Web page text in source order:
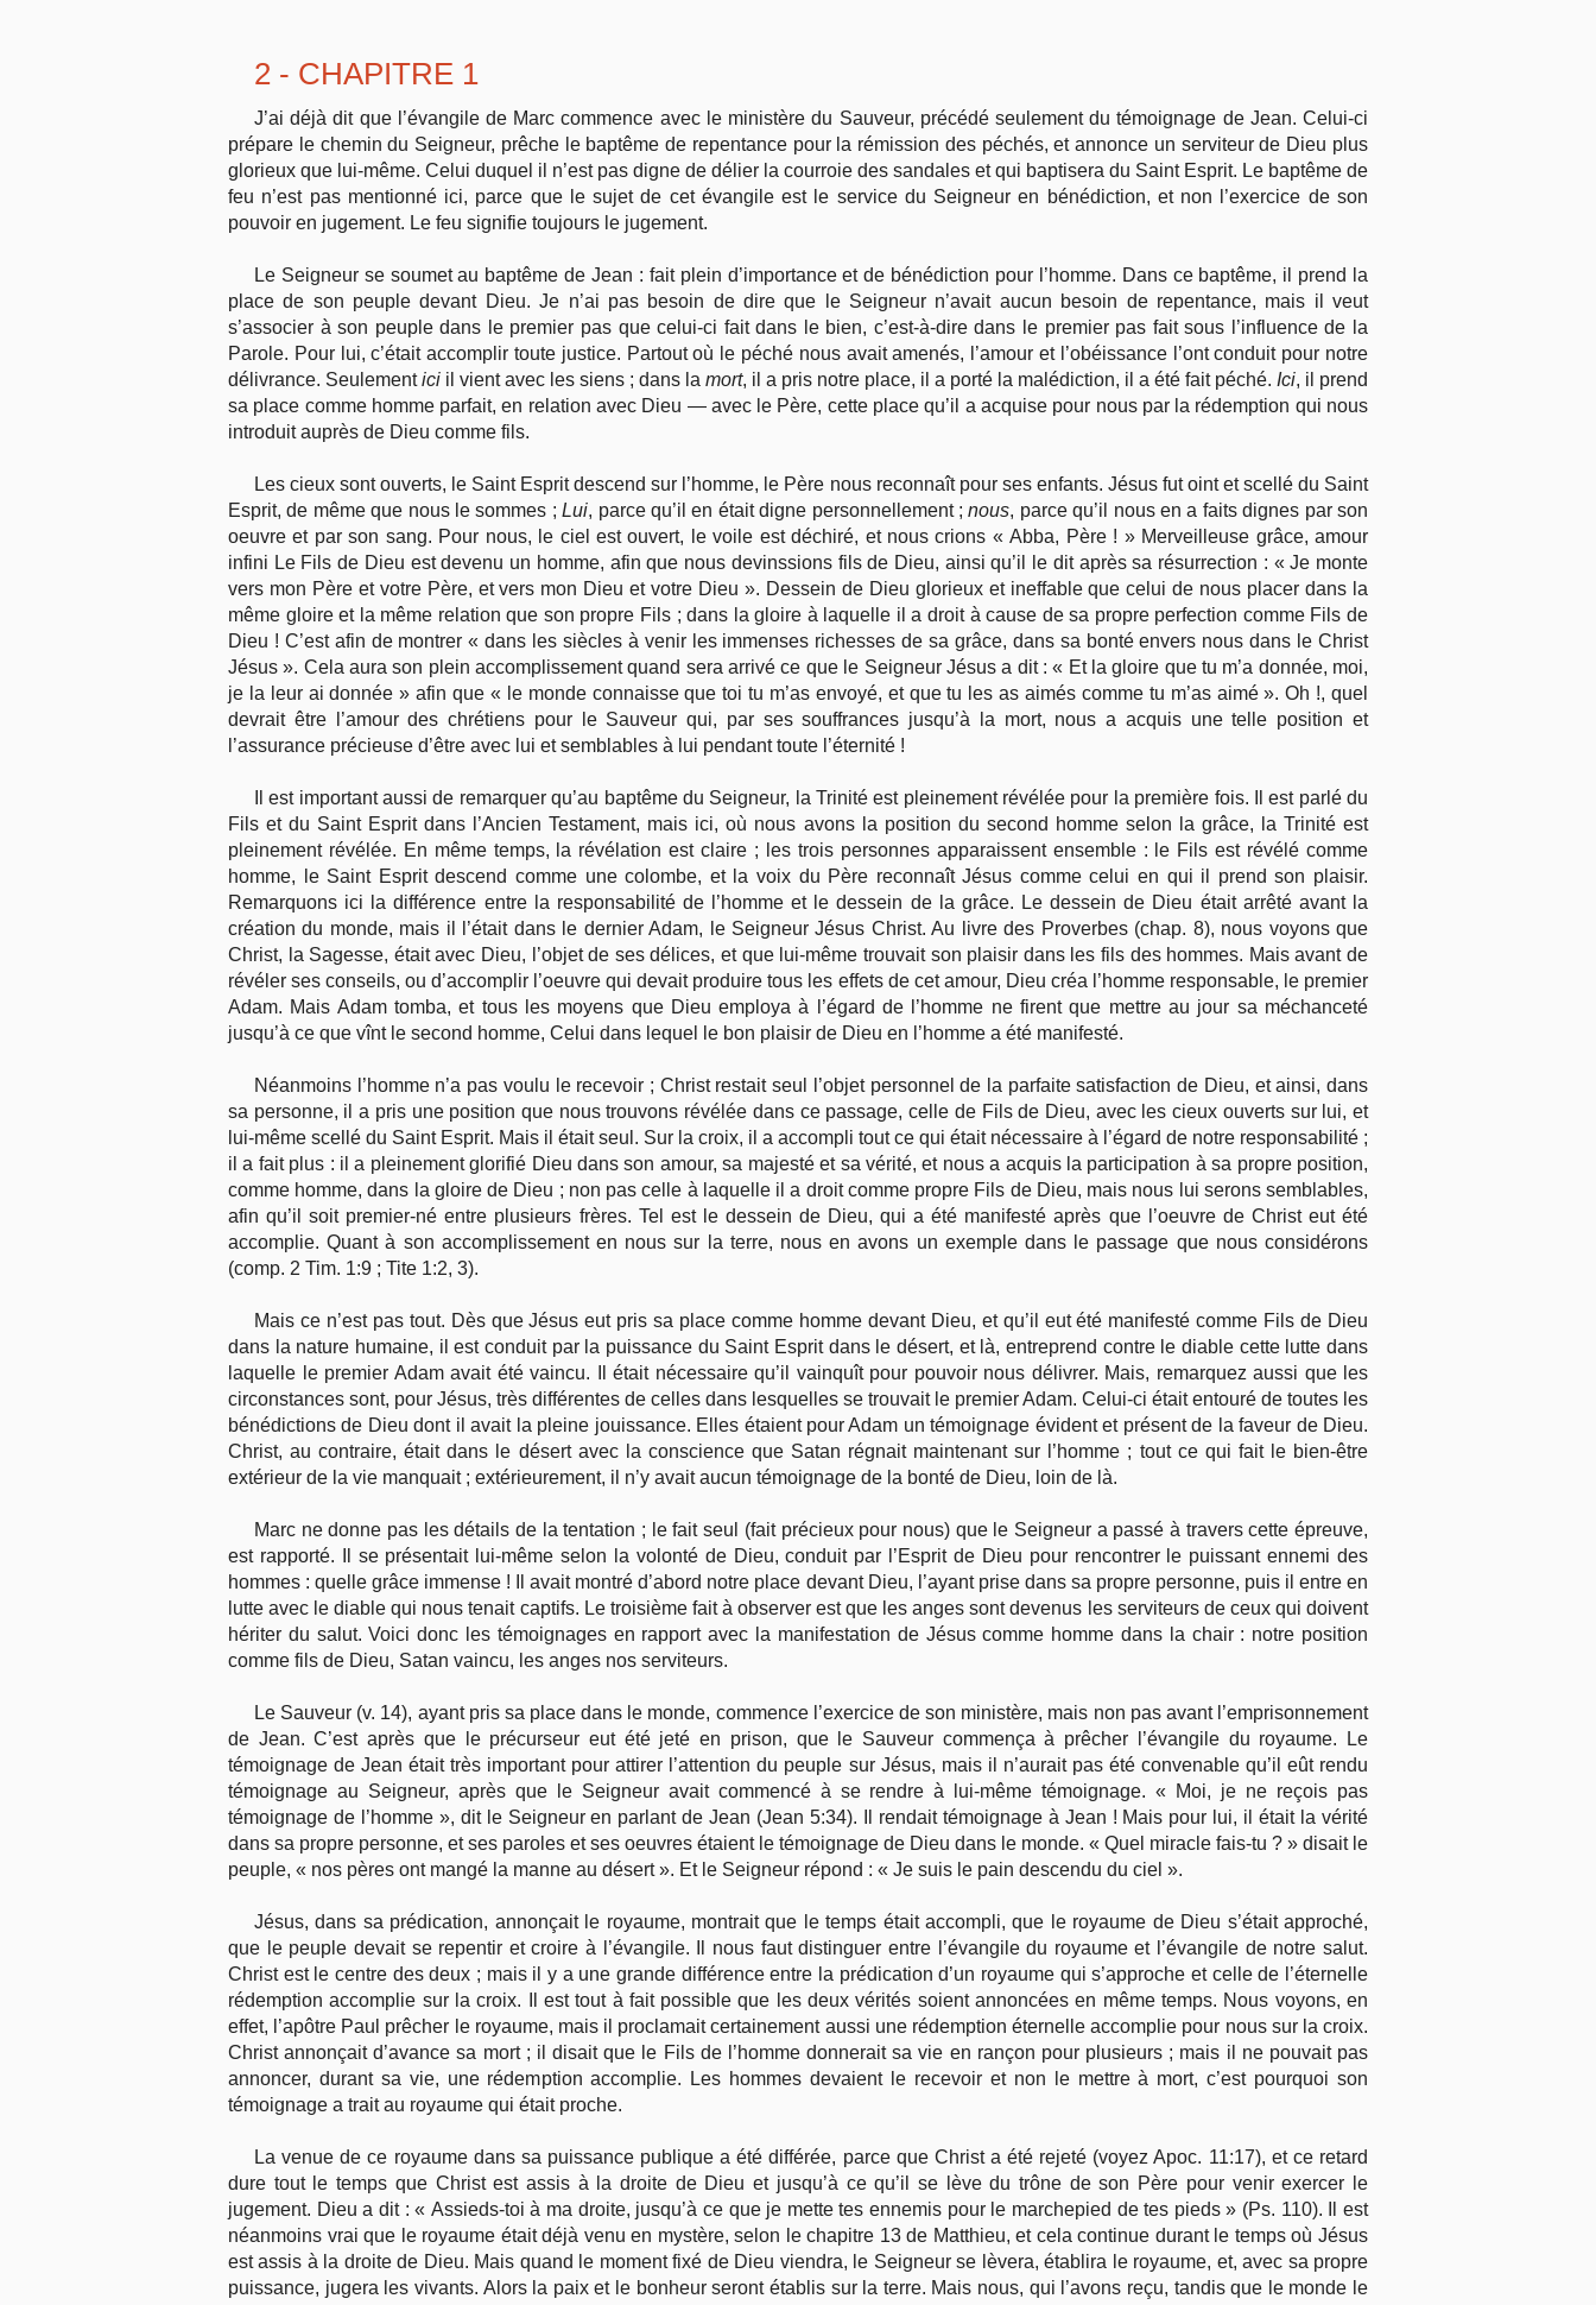
2 - CHAPITRE 1
J’ai déjà dit que l’évangile de Marc commence avec le ministère du Sauveur, précédé seulement du témoignage de Jean. Celui-ci
prépare le chemin du Seigneur, prêche le baptême de repentance pour la rémission des péchés, et annonce un serviteur de Dieu plus
glorieux que lui-même. Celui duquel il n’est pas digne de délier la courroie des sandales et qui baptisera du Saint Esprit. Le baptême de
feu n’est pas mentionné ici, parce que le sujet de cet évangile est le service du Seigneur en bénédiction, et non l’exercice de son
pouvoir en jugement. Le feu signifie toujours le jugement.
Le Seigneur se soumet au baptême de Jean : fait plein d’importance et de bénédiction pour l’homme. Dans ce baptême, il prend la
place de son peuple devant Dieu. Je n’ai pas besoin de dire que le Seigneur n’avait aucun besoin de repentance, mais il veut
s’associer à son peuple dans le premier pas que celui-ci fait dans le bien, c’est-à-dire dans le premier pas fait sous l’influence de la
Parole. Pour lui, c’était accomplir toute justice. Partout où le péché nous avait amenés, l’amour et l’obéissance l’ont conduit pour notre
délivrance. Seulementici il vient avec les siens ; dans la mort, il a pris notre place, il a porté la malédiction, il a été fait péché. Ici, il prend
sa place comme homme parfait, en relation avec Dieu — avec le Père, cette place qu’il a acquise pour nous par la rédemption qui nous
introduit auprès de Dieu comme fils.
Les cieux sont ouverts, le Saint Esprit descend sur l’homme, le Père nous reconnaît pour ses enfants. Jésus fut oint et scellé du Saint
Esprit, de même que nous le sommes ;Lui, parce qu’il en était digne personnellement ;nous, parce qu’il nous en a faits dignes par son
oeuvre et par son sang. Pour nous, le ciel est ouvert, le voile est déchiré, et nous crions « Abba, Père ! » Merveilleuse grâce, amour
infini Le Fils de Dieu est devenu un homme, afin que nous devinssions fils de Dieu, ainsi qu’il le dit après sa résurrection : « Je monte
vers mon Père et votre Père, et vers mon Dieu et votre Dieu ». Dessein de Dieu glorieux et ineffable que celui de nous placer dans la
même gloire et la même relation que son propre Fils ; dans la gloire à laquelle il a droit à cause de sa propre perfection comme Fils de
Dieu ! C’est afin de montrer « dans les siècles à venir les immenses richesses de sa grâce, dans sa bonté envers nous dans le Christ
Jésus ». Cela aura son plein accomplissement quand sera arrivé ce que le Seigneur Jésus a dit : « Et la gloire que tu m’a donnée, moi,
je la leur ai donnée » afin que « le monde connaisse que toi tu m’as envoyé, et que tu les as aimés comme tu m’as aimé ». Oh !, quel
devrait être l’amour des chrétiens pour le Sauveur qui, par ses souffrances jusqu’à la mort, nous a acquis une telle position et
l’assurance précieuse d’être avec lui et semblables à lui pendant toute l’éternité !
Il est important aussi de remarquer qu’au baptême du Seigneur, la Trinité est pleinement révélée pour la première fois. Il est parlé du
Fils et du Saint Esprit dans l’Ancien Testament, mais ici, où nous avons la position du second homme selon la grâce, la Trinité est
pleinement révélée. En même temps, la révélation est claire ; les trois personnes apparaissent ensemble : le Fils est révélé comme
homme, le Saint Esprit descend comme une colombe, et la voix du Père reconnaît Jésus comme celui en qui il prend son plaisir.
Remarquons ici la différence entre la responsabilité de l’homme et le dessein de la grâce. Le dessein de Dieu était arrêté avant la
création du monde, mais il l’était dans le dernier Adam, le Seigneur Jésus Christ. Au livre des Proverbes (chap. 8), nous voyons que
Christ, la Sagesse, était avec Dieu, l’objet de ses délices, et que lui-même trouvait son plaisir dans les fils des hommes. Mais avant de
révéler ses conseils, ou d’accomplir l’oeuvre qui devait produire tous les effets de cet amour, Dieu créa l’homme responsable, le premier
Adam. Mais Adam tomba, et tous les moyens que Dieu employa à l’égard de l’homme ne firent que mettre au jour sa méchanceté
jusqu’à ce que vînt le second homme, Celui dans lequel le bon plaisir de Dieu en l’homme a été manifesté.
Néanmoins l’homme n’a pas voulu le recevoir ; Christ restait seul l’objet personnel de la parfaite satisfaction de Dieu, et ainsi, dans
sa personne, il a pris une position que nous trouvons révélée dans ce passage, celle de Fils de Dieu, avec les cieux ouverts sur lui, et
lui-même scellé du Saint Esprit. Mais il était seul. Sur la croix, il a accompli tout ce qui était nécessaire à l’égard de notre responsabilité ;
il a fait plus : il a pleinement glorifié Dieu dans son amour, sa majesté et sa vérité, et nous a acquis la participation à sa propre position,
comme homme, dans la gloire de Dieu ; non pas celle à laquelle il a droit comme propre Fils de Dieu, mais nous lui serons semblables,
afin qu’il soit premier-né entre plusieurs frères. Tel est le dessein de Dieu, qui a été manifesté après que l’oeuvre de Christ eut été
accomplie. Quant à son accomplissement en nous sur la terre, nous en avons un exemple dans le passage que nous considérons
(comp. 2 Tim. 1:9 ; Tite 1:2, 3).
Mais ce n’est pas tout. Dès que Jésus eut pris sa place comme homme devant Dieu, et qu’il eut été manifesté comme Fils de Dieu
dans la nature humaine, il est conduit par la puissance du Saint Esprit dans le désert, et là, entreprend contre le diable cette lutte dans
laquelle le premier Adam avait été vaincu. Il était nécessaire qu’il vainquît pour pouvoir nous délivrer. Mais, remarquez aussi que les
circonstances sont, pour Jésus, très différentes de celles dans lesquelles se trouvait le premier Adam. Celui-ci était entouré de toutes les
bénédictions de Dieu dont il avait la pleine jouissance. Elles étaient pour Adam un témoignage évident et présent de la faveur de Dieu.
Christ, au contraire, était dans le désert avec la conscience que Satan régnait maintenant sur l’homme ; tout ce qui fait le bien-être
extérieur de la vie manquait ; extérieurement, il n’y avait aucun témoignage de la bonté de Dieu, loin de là.
Marc ne donne pas les détails de la tentation ; le fait seul (fait précieux pour nous) que le Seigneur a passé à travers cette épreuve,
est rapporté. Il se présentait lui-même selon la volonté de Dieu, conduit par l’Esprit de Dieu pour rencontrer le puissant ennemi des
hommes : quelle grâce immense ! Il avait montré d’abord notre place devant Dieu, l’ayant prise dans sa propre personne, puis il entre en
lutte avec le diable qui nous tenait captifs. Le troisième fait à observer est que les anges sont devenus les serviteurs de ceux qui doivent
hériter du salut. Voici donc les témoignages en rapport avec la manifestation de Jésus comme homme dans la chair : notre position
comme fils de Dieu, Satan vaincu, les anges nos serviteurs.
Le Sauveur (v. 14), ayant pris sa place dans le monde, commence l’exercice de son ministère, mais non pas avant l’emprisonnement
de Jean. C’est après que le précurseur eut été jeté en prison, que le Sauveur commença à prêcher l’évangile du royaume. Le
témoignage de Jean était très important pour attirer l’attention du peuple sur Jésus, mais il n’aurait pas été convenable qu’il eût rendu
témoignage au Seigneur, après que le Seigneur avait commencé à se rendre à lui-même témoignage. « Moi, je ne reçois pas
témoignage de l’homme », dit le Seigneur en parlant de Jean (Jean 5:34). Il rendait témoignage à Jean ! Mais pour lui, il était la vérité
dans sa propre personne, et ses paroles et ses oeuvres étaient le témoignage de Dieu dans le monde. « Quel miracle fais-tu ? » disait le
peuple, « nos pères ont mangé la manne au désert ». Et le Seigneur répond : « Je suis le pain descendu du ciel ».
Jésus, dans sa prédication, annonçait le royaume, montrait que le temps était accompli, que le royaume de Dieu s’était approché,
que le peuple devait se repentir et croire à l’évangile. Il nous faut distinguer entre l’évangile du royaume et l’évangile de notre salut.
Christ est le centre des deux ; mais il y a une grande différence entre la prédication d’un royaume qui s’approche et celle de l’éternelle
rédemption accomplie sur la croix. Il est tout à fait possible que les deux vérités soient annoncées en même temps. Nous voyons, en
effet, l’apôtre Paul prêcher le royaume, mais il proclamait certainement aussi une rédemption éternelle accomplie pour nous sur la croix.
Christ annonçait d’avance sa mort ; il disait que le Fils de l’homme donnerait sa vie en rançon pour plusieurs ; mais il ne pouvait pas
annoncer, durant sa vie, une rédemption accomplie. Les hommes devaient le recevoir et non le mettre à mort, c’est pourquoi son
témoignage a trait au royaume qui était proche.
La venue de ce royaume dans sa puissance publique a été différée, parce que Christ a été rejeté (voyez Apoc. 11:17), et ce retard
dure tout le temps que Christ est assis à la droite de Dieu et jusqu’à ce qu’il se lève du trône de son Père pour venir exercer le
jugement. Dieu a dit : « Assieds-toi à ma droite, jusqu’à ce que je mette tes ennemis pour le marchepied de tes pieds » (Ps. 110). Il est
néanmoins vrai que le royaume était déjà venu en mystère, selon le chapitre 13 de Matthieu, et cela continue durant le temps où Jésus
est assis à la droite de Dieu. Mais quand le moment fixé de Dieu viendra, le Seigneur se lèvera, établira le royaume, et, avec sa propre
puissance, jugera les vivants. Alors la paix et le bonheur seront établis sur la terre. Mais nous, qui l’avons reçu, tandis que le monde le